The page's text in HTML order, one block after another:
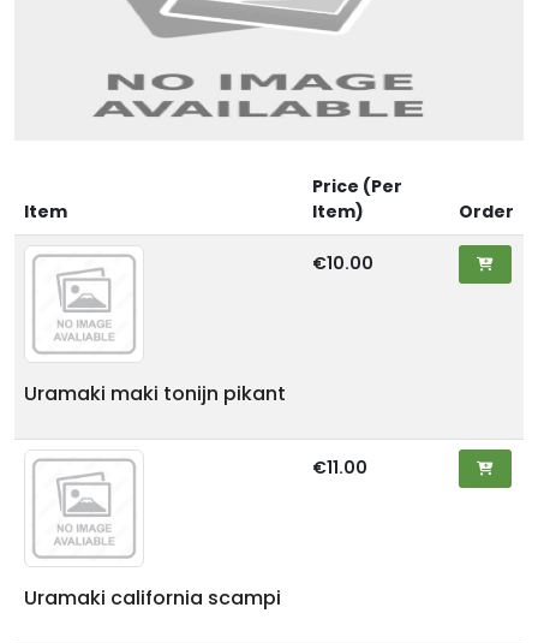
Item
Price (Per
Item)
Order
Uramaki maki tonijn pikant
€10.00
Uramaki california scampi
€11.00